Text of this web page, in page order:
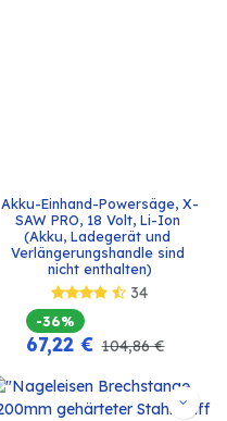
Akku-Einhand-Powersäge, X-
SAW PRO, 18 Volt, Li-Ion
(Akku, Ladegerät und
Verlängerungshandle sind
nicht enthalten)
34
-36%
67,22€ 104,86€